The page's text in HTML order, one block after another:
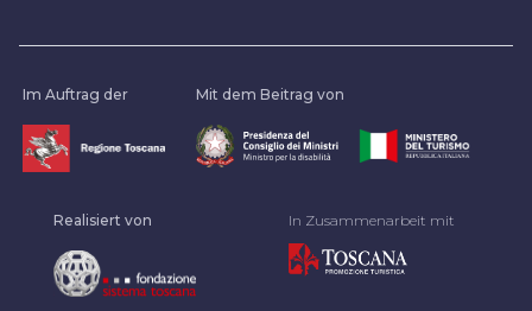
Im Auftrag der Mit dem Beitrag von
Realisiert von In Zusammenarbeit mit